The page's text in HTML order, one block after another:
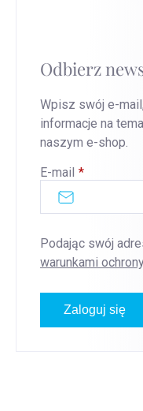
Odbierz
Wpisz swój e-
informacje na
naszym e-shop.
E-mail
Podając swój
warunkami
Zaloguj się